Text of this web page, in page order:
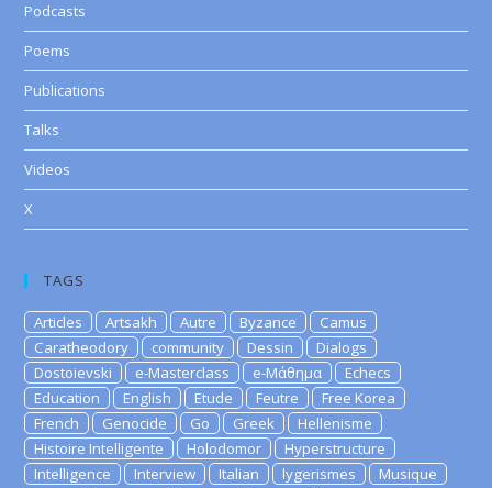
Podcasts
Poems
Publications
Talks
Videos
X
TAGS
Articles Artsakh Autre Byzance
Camus
Caratheodory
community Dessin
Dialogs
Dostoievski
e-Masterclass e-Μάθημα
Echecs
Education
English Etude Feutre
Free Korea
French
Genocide Go Greek
Hellenisme
Histoire Intelligente
Holodomor
Hyperstructure
Intelligence
Interview Italian lygerismes
Musique